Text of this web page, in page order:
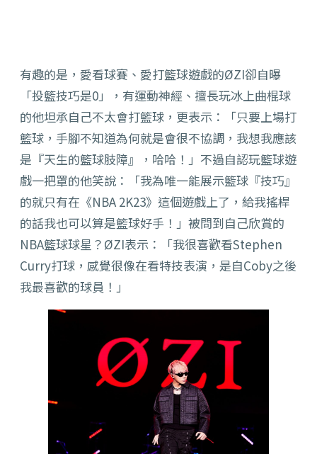
有趣的是，愛看球賽、愛打籃球遊戲的ØZI卻自曝
「投籃技巧是0」，有運動神經、擅長玩冰上曲棍球
的他坦承自己不太會打籃球，更表示：「只要上場打
籃球，手腳不知道為何就是會很不協調，我想我應該
是『天生的籃球肢障』，哈哈！」不過自認玩籃球遊
戲一把罩的他笑說：「我為唯一能展示籃球『技巧』
的就只有在《NBA 2K23》這個遊戲上了，給我搖桿
的話我也可以算是籃球好手！」被問到自己欣賞的
NBA籃球球星？ØZI表示：「我很喜歡看Stephen
Curry打球，感覺很像在看特技表演，是自Coby之後
我最喜歡的球員！」